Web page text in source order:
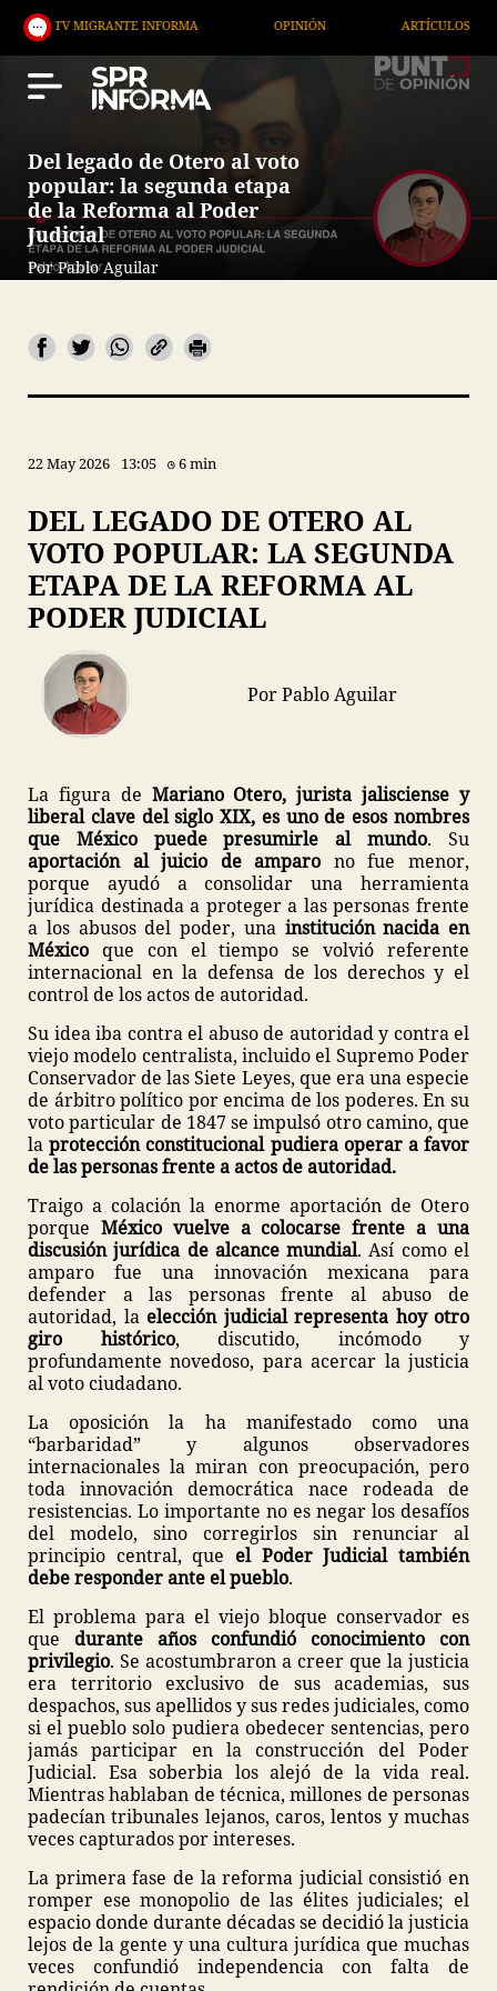
INFORMA OPINIÓN ARTÍCULOS ARTE
Del legado de Otero al voto
popular: la segunda etapa
de la Reforma al Poder
Judicial
Por Pablo Aguilar
22 May 2026 13:05 6 min
DEL LEGADO DE OTERO AL
VOTO POPULAR: LA SEGUNDA
ETAPA DE LA REFORMA AL
PODER JUDICIAL
Por Pablo Aguilar
La figura de Mariano Otero, jurista jalisciense y
liberal clave del siglo XIX, es uno de esos nombres
que México puede presumirle al mundo. Su
aportación al juicio de amparo no fue menor,
porque ayudó a consolidar una herramienta
jurídica destinada a proteger a las personas frente
a los abusos del poder, una institución nacida en
México que con el tiempo se volvió referente
internacional en la defensa de los derechos y el
control de los actos de autoridad.
Su idea iba contra el abuso de autoridad y contra el
viejo modelo centralista, incluido el Supremo Poder
Conservador de las Siete Leyes, que era una especie
de árbitro político por encima de los poderes. En su
voto particular de 1847 se impulsó otro camino, que
laprotección constitucional pudiera operar a favor
de las personas frente a actos de autoridad.
Traigo a colación la enorme aportación de Otero
porque México vuelve a colocarse frente a una
discusión jurídica de alcance mundial. Así como el
amparo fue una innovación mexicana para
defender a las personas frente al abuso de
autoridad, la elección judicial representa hoy otro
giro histórico, discutido, incómodo y
profundamente novedoso, para acercar la justicia
al voto ciudadano.
La oposición la ha manifestado como una
“barbaridad” y algunos observadores
internacionales la miran con preocupación, pero
toda innovación democrática nace rodeada de
resistencias. Lo importante no es negar los desafíos
del modelo, sino corregirlos sin renunciar al
principio central, que el Poder Judicial también
debe responder ante el pueblo.
El problema para el viejo bloque conservador es
que durante años confundió conocimiento con
privilegio. Se acostumbraron a creer que la justicia
era territorio exclusivo de sus academias, sus
despachos, sus apellidos y sus redes judiciales, como
si el pueblo solo pudiera obedecer sentencias, pero
jamás participar en la construcción del Poder
Judicial. Esa soberbia los alejó de la vida real.
Mientras hablaban de técnica, millones de personas
padecían tribunales lejanos, caros, lentos y muchas
veces capturados por intereses.
La primera fase de la reforma judicial consistió en
romper ese monopolio de las élites judiciales; el
espacio donde durante décadas se decidió la justicia
lejos de la gente y una cultura jurídica que muchas
veces confundió independencia con falta de